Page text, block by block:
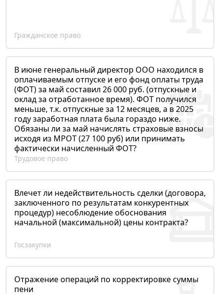
Гражданское право
В июне генеральный директор ООО находился в
оплачиваемым отпуске и его фонд оплаты труда
(ФОТ) за май составил 26 000 руб. (отпускные и
оклад за отработанное время). ФОТ получился
меньше, т.к. отпускные за 12 месяцев, а в 2025
году заработная плата была гораздо ниже.
Обязаны ли за май начислять страховые взносы
исходя из МРОТ (27 100 руб) или принимать
фактически начисленный ФОТ?
Трудовое право
Влечет ли недействительность сделки (договора,
заключенного по результатам конкурентных
процедур) несоблюдение обоснования
начальной (максимальной) цены контракта?
Госзакупки
Отражение операций по корректировке суммы
пени